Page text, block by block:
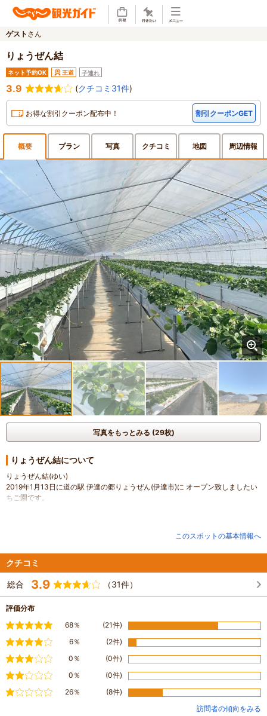
ゲスト さん
りょうぜん結
ネット予約OK 王道 子連れ
3.9 (クチコミ31件)
お得な割引クーポン配布中！ 割引クーポンGET
概要 プラン 写真 クチコミ 地図 周辺情報
写真をもっとみる (29枚)
りょうぜん結について
りょうぜん結(ゆい)
2019年1月13日に道の駅 伊達の郷りょうぜん(伊達市)に オープン致しましたい
ちご園です。
このスポットの基本情報へ
クチコミ
総合 3.9 （31件）
評価分布
満足68％ (21件)
やや満足
6％ (2件)
普通0％ (0件)
やや不満
0％ (0件)
不満26％
(8件)
訪問者の傾向をみる